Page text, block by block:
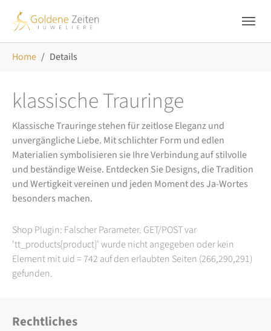
Home Details
klassische Trauringe
Klassische Trauringe stehen für zeitlose Eleganz und
unvergängliche Liebe. Mit schlichter Form und edlen
Materialien symbolisieren sie Ihre Verbindung auf stilvolle
und beständige Weise. Entdecken Sie Designs, die Tradition
und Wertigkeit vereinen und jeden Moment des Ja-Wortes
besonders machen.
Shop Plugin: Falscher Parameter. GET/POST var
'tt_products[product]' wurde nicht angegeben oder kein
Element mit uid = 742 auf den erlaubten Seiten (266,290,291)
gefunden.
Rechtliches